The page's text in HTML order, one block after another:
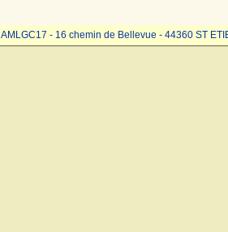
AMLGC17 - 16 chemin de Bellevue - 44360 ST